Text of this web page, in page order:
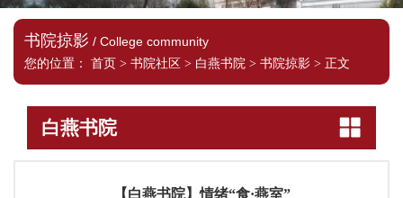
书院掠影 / College community
您的位置：
首页 > 书院社区 > 白燕书院 > 书院掠影 > 正文
白燕书院
【白燕书院】情绪“食·燕室”